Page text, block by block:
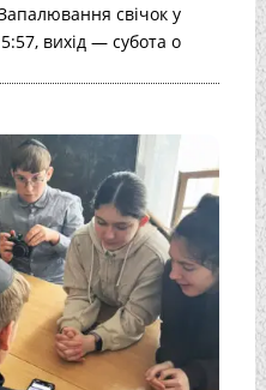
свічок у
вихід — субота о